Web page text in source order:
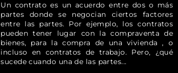
Un contrato es un acuerdo entre dos o más
partes donde se negocian ciertos factores
entre las partes. Por ejemplo, los contratos
pueden tener lugar con la compraventa de
bienes, para la compra de una vivienda , o
incluso en contratos de trabajo. Pero, ¿qué
sucede cuando una de las partes...